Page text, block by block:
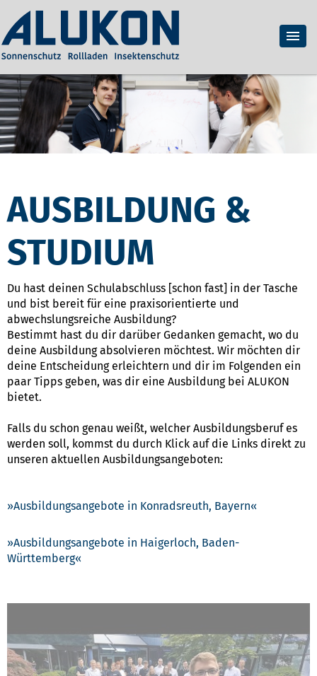
AUSBILDUNG &
STUDIUM
Du hast deinen Schulabschluss [schon fast] in der Tasche
und bist bereit für eine praxisorientierte und
abwechslungsreiche Ausbildung?
Bestimmt hast du dir darüber Gedanken gemacht, wo du
deine Ausbildung absolvieren möchtest. Wir möchten dir
deine Entscheidung erleichtern und dir im Folgenden ein
paar Tipps geben, was dir eine Ausbildung bei ALUKON
bietet.
Falls du schon genau weißt, welcher Ausbildungsberuf es
werden soll, kommst du durch Klick auf die Links direkt zu
unseren aktuellen Ausbildungsangeboten:
Ausbildungsangebote in Konradsreuth, Bayern
Ausbildungsangebote in Haigerloch, Baden-
Württemberg